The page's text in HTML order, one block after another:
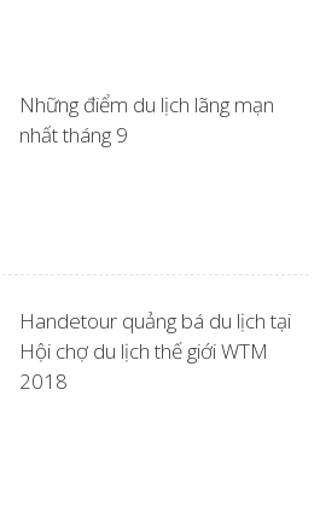
Những điểm du lịch lãng mạn
nhất tháng 9
Handetour quảng bá du lịch tại
Hội chợ du lịch thế giới WTM
2018